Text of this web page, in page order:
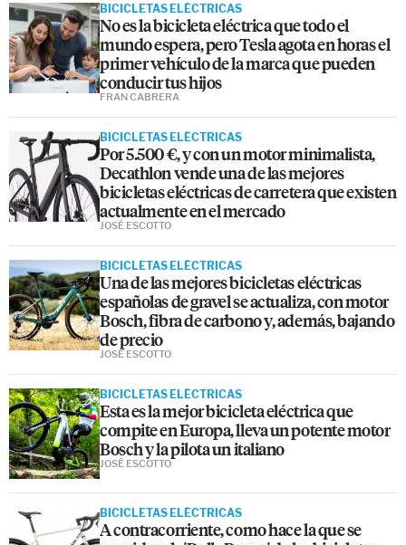
BICICLETAS ELÉCTRICAS
No es la bicicleta eléctrica que todo el
mundo espera, pero Tesla agota en horas el
primer vehículo de la marca que pueden
conducir tus hijos
FRAN CABRERA
BICICLETAS ELÉCTRICAS
Por 5.500 €, y con un motor minimalista,
Decathlon vende una de las mejores
bicicletas eléctricas de carretera que existen
actualmente en el mercado
JOSÉ ESCOTTO
BICICLETAS ELÉCTRICAS
Una de las mejores bicicletas eléctricas
españolas de gravel se actualiza, con motor
Bosch, fibra de carbono y, además, bajando
de precio
JOSÉ ESCOTTO
BICICLETAS ELÉCTRICAS
Esta es la mejor bicicleta eléctrica que
compite en Europa, lleva un potente motor
Bosch y la pilota un italiano
JOSÉ ESCOTTO
BICICLETAS ELÉCTRICAS
A contracorriente, como hace la que se